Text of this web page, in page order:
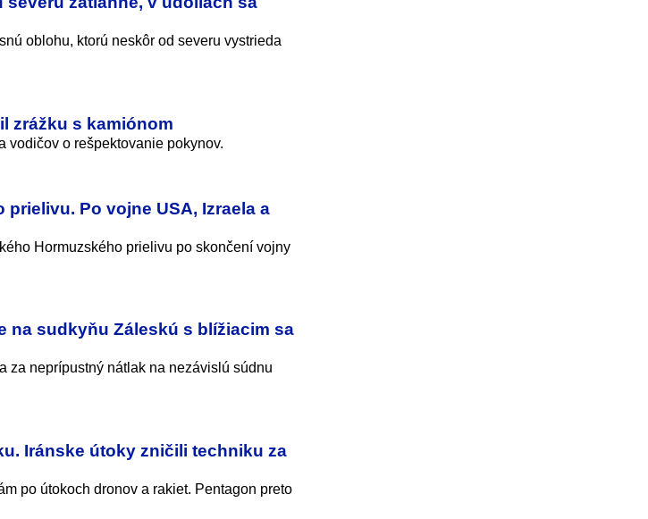
oblohu, ktorú neskôr od severu vystrieda
zrážku s kamiónom
vodičov o rešpektovanie pokynov.
Po vojne USA, Izraela a
Hormuzského prielivu po skončení vojny
na sudkyňu Záleskú s blížiacim sa
za neprípustný nátlak na nezávislú súdnu
Iránske útoky zničili techniku za
po útokoch dronov a rakiet. Pentagon preto